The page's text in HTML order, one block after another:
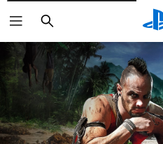
Buscar